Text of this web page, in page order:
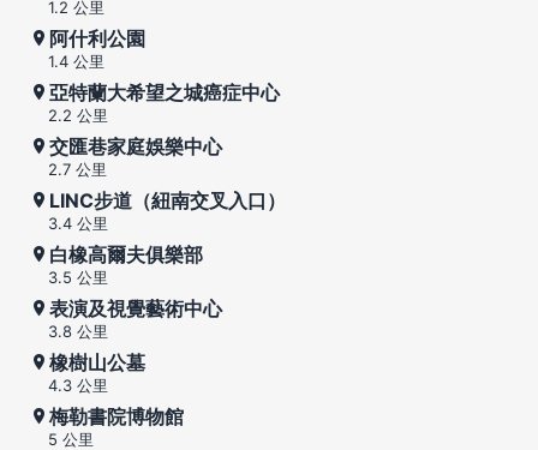
1.2 公里
阿什利公園
1.4 公里
亞特蘭大希望之城癌症中心
2.2 公里
交匯巷家庭娛樂中心
2.7 公里
LINC步道（紐南交叉入口）
3.4 公里
白橡高爾夫俱樂部
3.5 公里
表演及視覺藝術中心
3.8 公里
橡樹山公墓
4.3 公里
梅勒書院博物館
5 公里